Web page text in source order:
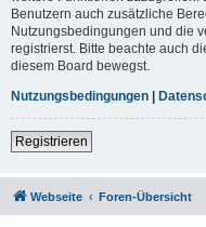
Benutzern auch zusätzliche
Nutzungsbedingungen und die
registrierst. Bitte beachte auch
diesem Board bewegst.
Nutzungsbedingungen
Registrieren
Webseite Foren-Übersicht